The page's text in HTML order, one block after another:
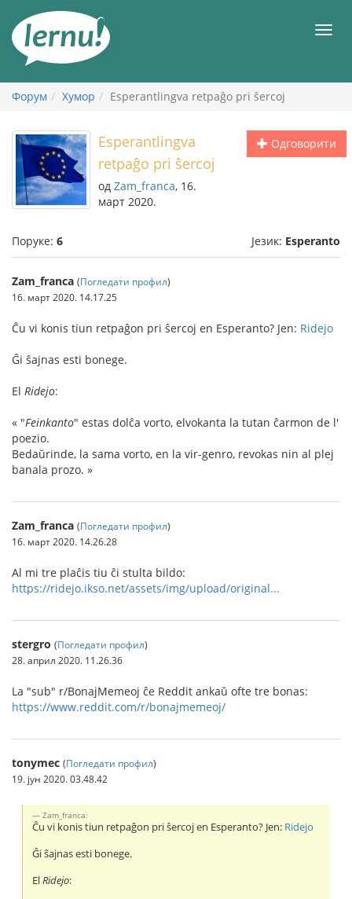
садржају
Форум Хумор Esperantlingva retpaĝo pri ŝercoj
Одговорити
Esperantlingva
retpaĝo pri ŝercoj
од Zam_franca, 16.
март 2020.
Поруке: 6 Језик: Esperanto
Zam_franca (Погледати профил)
16. март 2020. 14.17.25
Ĉu vi konis tiun retpaĝon pri ŝercoj en Esperanto? Jen: Ridejo
Ĝi ŝajnas esti bonege.
El Ridejo:
« "Feinkanto" estas dolĉa vorto, elvokanta la tutan ĉarmon de l'
poezio.
Bedaŭrinde, la sama vorto, en la vir-genro, revokas nin al plej
banala prozo. »
Zam_franca (Погледати профил)
16. март 2020. 14.26.28
Al mi tre plaĉis tiu ĉi stulta bildo:
https://ridejo.ikso.net/assets/img/upload/original...
stergro (Погледати профил)
28. април 2020. 11.26.36
La "sub" r/BonajMemeoj ĉe Reddit ankaŭ ofte tre bonas:
https://www.reddit.com/r/bonajmemeoj/
tonymec (Погледати профил)
19. јун 2020. 03.48.42
Zam_franca:
Ĉu vi konis tiun retpaĝon pri ŝercoj en Esperanto? Jen: Ridejo
Ĝi ŝajnas esti bonege.
ElRidejo: